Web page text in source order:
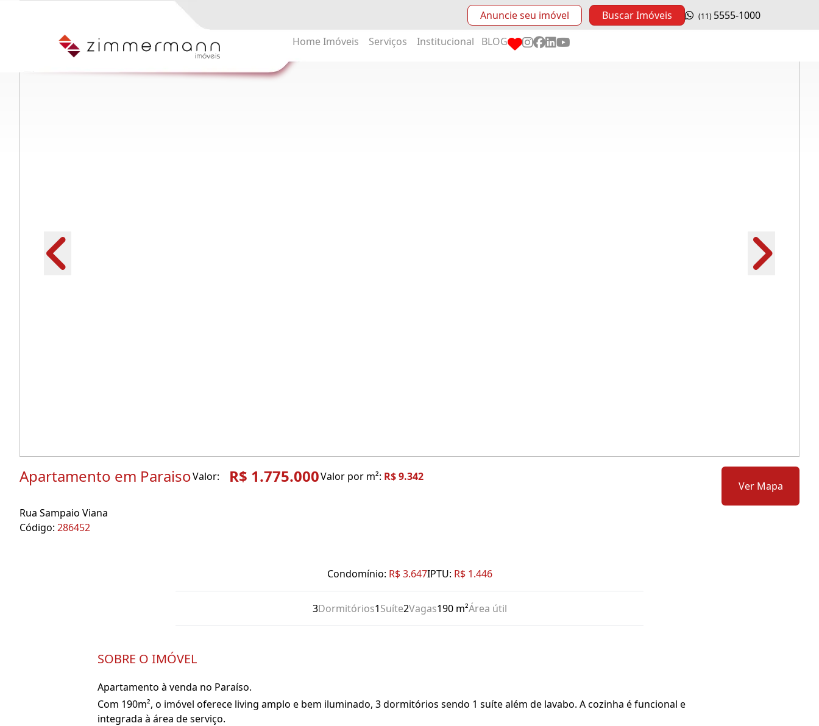
Anuncie seu imóvel Buscar Imóveis (11) 5555-1000
Home Imóveis Serviços Institucional BLOG
Apartamento em ParaisoValor: R$ 1.775.000Valor por m²: R$ 9.342
Rua Sampaio Viana
Código: 286452
Ver Mapa
Condomínio: R$ 3.647IPTU: R$ 1.446
3Dormitórios1Suíte2Vagas190 m²Área útil
SOBRE O IMÓVEL
Apartamento à venda no Paraíso.
Com 190m², o imóvel oferece living amplo e bem iluminado, 3 dormitórios sendo 1 suíte além de lavabo. A cozinha é funcional e
integrada à área de serviço.